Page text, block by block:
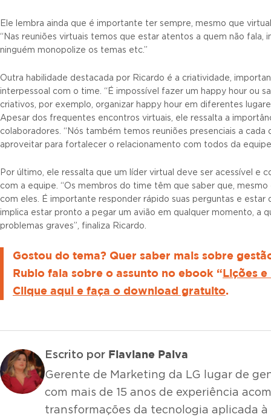
Ele lembra ainda que é importante ter sempre, mesmo que
“Nas reuniões virtuais temos que estar atentos a quem não fala,
ninguém monopolize os temas etc.”
Outra habilidade destacada por Ricardo é a criatividade,
interpessoal com o time. “É impossível fazer um happy hour ou
criativos, por exemplo, organizar happy hour em diferentes
Apesar dos frequentes encontros virtuais, ele ressalta a
colaboradores. “Nós também temos reuniões presenciais a cada
aproveitar para fortalecer o relacionamento com todos da
Por último, ele ressalta que um líder virtual deve ser acessível e
com a equipe. “Os membros do time têm que saber que,
com eles. É importante responder rápido suas perguntas e estar
implica estar pronto a pegar um avião em qualquer momento, a
problemas graves”, finaliza Ricardo.
Gostou do tema? Quer saber mais sobre
Rubio fala sobre o assunto no ebook “Lições e
Clique aqui e faça o download gratuito.
Escrito por Flaviane Paiva
Gerente de Marketing da LG lugar de
com mais de 15 anos de experiência
transformações da tecnologia aplicada